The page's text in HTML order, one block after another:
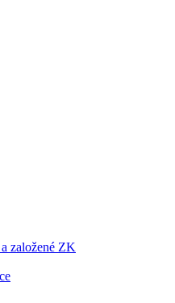
založené ZK